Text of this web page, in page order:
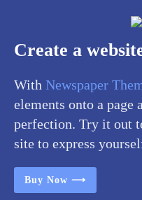
Create a
With Newspaper
elements onto a page
perfection. Try it out
site to express
Buy Now ⟶